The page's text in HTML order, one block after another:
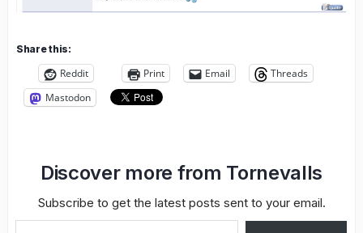
Share this:
Reddit Print Email
Threads
Mastodon
Discover more from Tornevalls
Subscribe to get the latest posts sent to your email.
Type your email…